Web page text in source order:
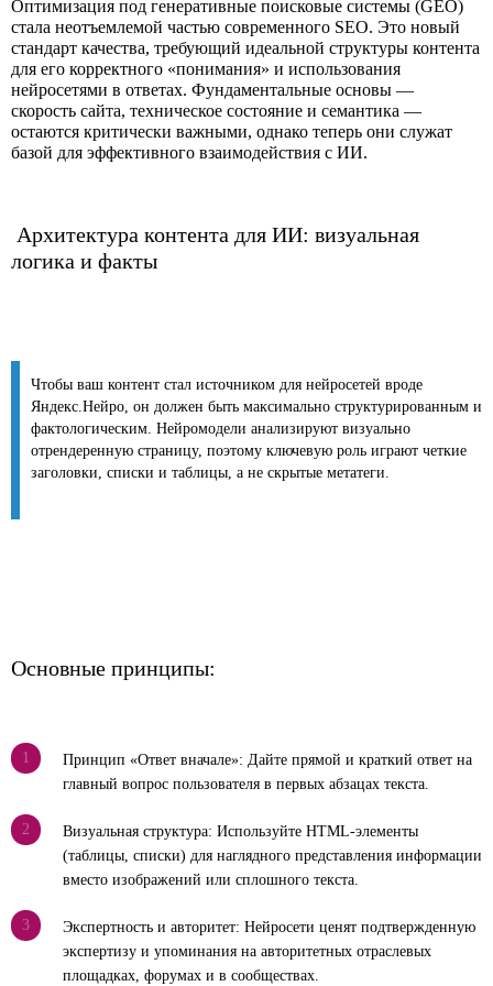
Оптимизация под генеративные поисковые системы (GEO)
стала неотъемлемой частью современного SEO. Это новый
стандарт качества, требующий идеальной структуры контента
для его корректного «понимания» и использования
нейросетями в ответах. Фундаментальные основы —
скорость сайта, техническое состояние и семантика —
остаются критически важными, однако теперь они служат
базой для эффективного взаимодействия с ИИ.
Архитектура контента для ИИ: визуальная
логика и факты
Чтобы ваш контент стал источником для нейросетей вроде
Яндекс.Нейро, он должен быть максимально структурированным и
фактологическим. Нейромодели анализируют визуально
отрендеренную страницу, поэтому ключевую роль играют четкие
заголовки, списки и таблицы, а не скрытые метатеги.
Основные принципы:
1
Принцип «Ответ вначале»: Дайте прямой и краткий ответ на
главный вопрос пользователя в первых абзацах текста.
2
Визуальная структура: Используйте HTML-элементы
(таблицы, списки) для наглядного представления информации
вместо изображений или сплошного текста.
3
Экспертность и авторитет: Нейросети ценят подтвержденную
экспертизу и упоминания на авторитетных отраслевых
площадках, форумах и в сообществах.